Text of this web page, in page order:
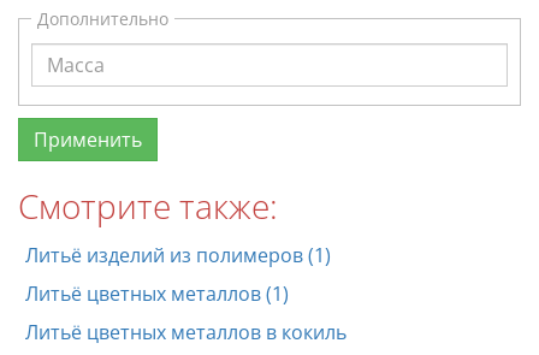
Дополнительно
Смотрите также:
Литьё изделий из полимеров (1)
Литьё цветных металлов (1)
Литьё цветных металлов в кокиль